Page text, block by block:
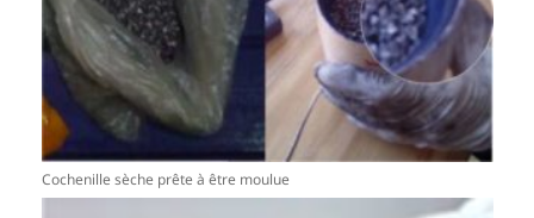
Cochenille sèche prête à être moulue